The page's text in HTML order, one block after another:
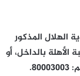
الهلال المذكور
الأهلة بالداخل، أو